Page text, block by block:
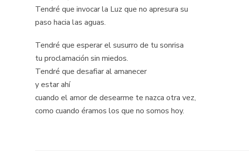
Tendré que invocar la Luz que no apresura su
paso hacia las aguas.
Tendré que esperar el susurro de tu sonrisa
tu proclamación sin miedos.
Tendré que desafiar al amanecer
y estar ahí
cuando el amor de desearme te nazca otra vez,
como cuando éramos los que no somos hoy.